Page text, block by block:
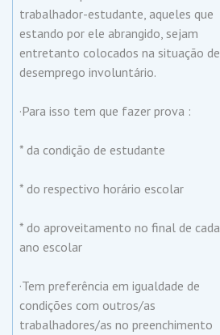
trabalhador-estudante, aqueles que
estando por ele abrangido, sejam
entretanto colocados na situação de
desemprego involuntário.
·Para isso tem que fazer prova :
* da condição de estudante
* do respectivo horário escolar
* do aproveitamento no final de cada
ano escolar
·Tem preferência em igualdade de
condições com outros/as
trabalhadores/as no preenchimento